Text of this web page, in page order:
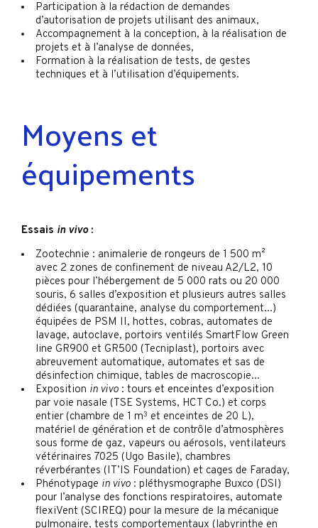
Participation à la rédaction de demandes
d’autorisation de projets utilisant des animaux,
Accompagnement à la conception, à la réalisation de
projets et à l’analyse de données,
Formation à la réalisation de tests, de gestes
techniques et à l’utilisation d’équipements.
Moyens et
équipements
Essais in vivo:
Zootechnie : animalerie de rongeurs de 1 500 m²
avec 2 zones de confinement de niveau A2/L2, 10
pièces pour l’hébergement de 5 000 rats ou 20 000
souris, 6 salles d’exposition et plusieurs autres salles
dédiées (quarantaine, analyse du comportement...)
équipées de PSM II, hottes, cobras, automates de
lavage, autoclave, portoirs ventilés SmartFlow Green
line GR900 et GR500 (Tecniplast), portoirs avec
abreuvement automatique, automates et sas de
désinfection chimique, tables de macroscopie...
Exposition in vivo : tours et enceintes d’exposition
par voie nasale (TSE Systems, HCT Co.) et corps
entier (chambre de 1 m3 et enceintes de 20 L),
matériel de génération et de contrôle d’atmosphères
sous forme de gaz, vapeurs ou aérosols, ventilateurs
vétérinaires 7025 (Ugo Basile), chambres
réverbérantes (IT’IS Foundation) et cages de Faraday,
Phénotypage in vivo : pléthysmographe Buxco (DSI)
pour l’analyse des fonctions respiratoires, automate
flexiVent (SCIREQ) pour la mesure de la mécanique
pulmonaire, tests comportementaux (labyrinthe en